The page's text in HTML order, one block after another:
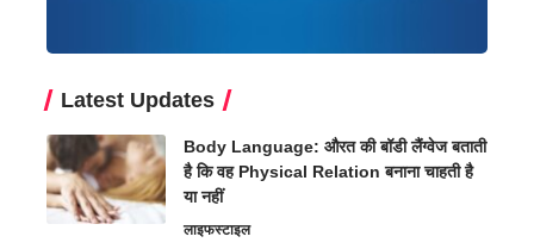
Latest Updates
Body Language: औरत की बॉडी लैंग्वेज बताती
है कि वह Physical Relation बनाना चाहती है
या नहीं
लाइफस्टाइल